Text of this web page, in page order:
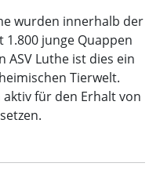
wurden innerhalb der
1.800 junge Quappen
ASV Luthe ist dies ein
Tierwelt.
für den Erhalt von